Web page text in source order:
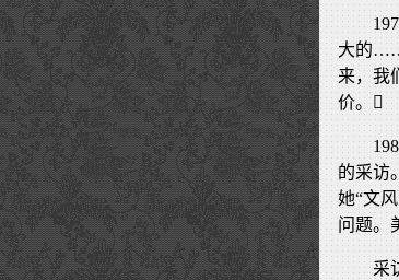
大的……
来，我
价。
的采访
她“文
问题。
采